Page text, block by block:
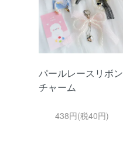
パールレースリボン
チャーム
438円(税40円)